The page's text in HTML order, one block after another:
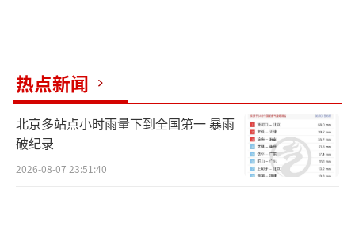
热点新闻
北京多站点小时雨量下到全国第一 暴雨
破纪录
2026-08-07 23:51:40